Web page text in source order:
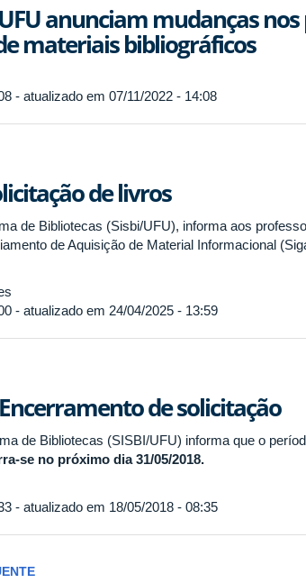
anunciam mudanças
materiais bibliográficos
- atualizado em 07/11/2022 - 14:08
de livros
de Bibliotecas (Sisbi/UFU), informa aos
de Aquisição de Material Informacional
- atualizado em 24/04/2025 - 13:59
de solicitação
de Bibliotecas (SISBI/UFU) informa que o
se no próximo dia 31/05/2018.
- atualizado em 18/05/2018 - 08:35